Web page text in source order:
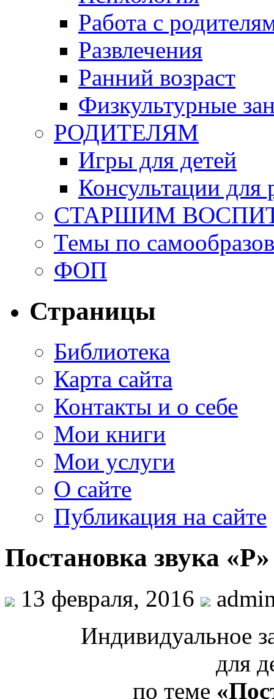
Работа с
Развлечения
Ранний возраст
Физкультурные
РОДИТЕЛЯМ
Игры для детей
Консультации для
СТАРШИМ
Темы по
ФОП
Страницы
Библиотека
Карта сайта
Контакты и о себе
Мои книги
Мои услуги
О сайте
Публикация на сайте
Постановка звука «Р»
13 февраля, 2016
Индивидуальное
для
по теме